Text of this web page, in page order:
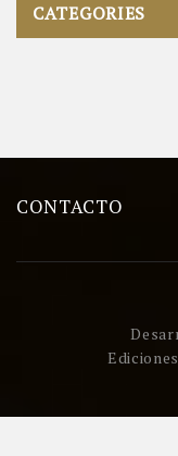
CATEGORIES
CONTACTO